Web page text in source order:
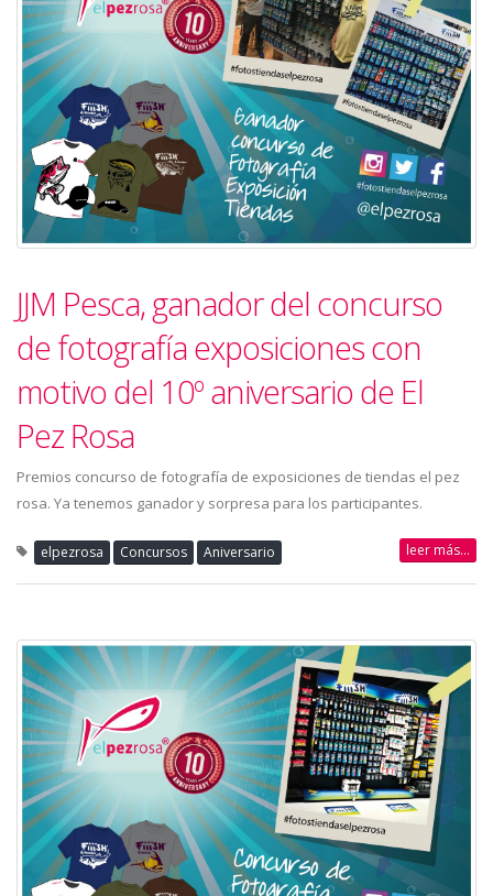
JJM Pesca, ganador del concurso
de fotografía exposiciones con
motivo del 10º aniversario de El
Pez Rosa
Premios concurso de fotografía de exposiciones de tiendas el pez
rosa. Ya tenemos ganador y sorpresa para los participantes.
elpezrosa Concursos Aniversario leer más...